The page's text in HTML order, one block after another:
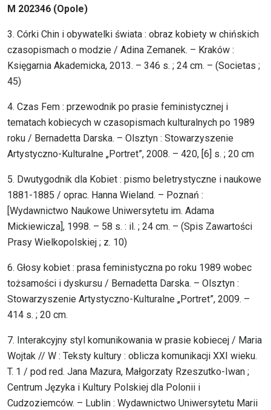
M 202346 (Opole)
3. Córki Chin i obywatelki świata : obraz kobiety w chińskich
czasopismach o modzie / Adina Zemanek. – Kraków :
Księgarnia Akademicka, 2013. – 346 s. ; 24 cm. – (Societas ;
45)
4. Czas Fem : przewodnik po prasie feministycznej i
tematach kobiecych w czasopismach kulturalnych po 1989
roku / Bernadetta Darska. – Olsztyn : Stowarzyszenie
Artystyczno-Kulturalne „Portret”, 2008. – 420, [6] s. ; 20 cm
5. Dwutygodnik dla Kobiet : pismo beletrystyczne i naukowe
1881-1885 / oprac. Hanna Wieland. – Poznań :
[Wydawnictwo Naukowe Uniwersytetu im. Adama
Mickiewicza], 1998. – 58 s. : il. ; 24 cm. – (Spis Zawartości
Prasy Wielkopolskiej ; z. 10)
6. Głosy kobiet : prasa feministyczna po roku 1989 wobec
tożsamości i dyskursu / Bernadetta Darska. – Olsztyn :
Stowarzyszenie Artystyczno-Kulturalne „Portret”, 2009. –
414 s. ; 20 cm.
7. Interakcyjny styl komunikowania w prasie kobiecej / Maria
Wojtak // W : Teksty kultury : oblicza komunikacji XXI wieku.
T. 1 / pod red. Jana Mazura, Małgorzaty Rzeszutko-Iwan ;
Centrum Języka i Kultury Polskiej dla Polonii i
Cudzoziemców. – Lublin : Wydawnictwo Uniwersytetu Marii